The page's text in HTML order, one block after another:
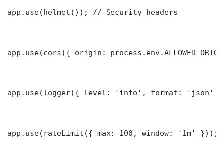
app.use(helmet()); // Security headers
app.use(cors({ origin:
app.use(logger({ level: 'info', format: 'json'
app.use(rateLimit({ max: 100, window: '1m' }));